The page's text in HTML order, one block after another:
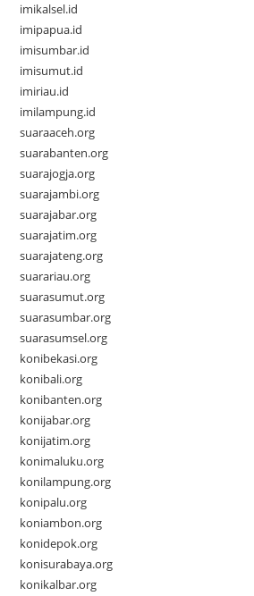
imikalsel.id
imipapua.id
imisumbar.id
imisumut.id
imiriau.id
imilampung.id
suaraaceh.org
suarabanten.org
suarajogja.org
suarajambi.org
suarajabar.org
suarajatim.org
suarajateng.org
suarariau.org
suarasumut.org
suarasumbar.org
suarasumsel.org
konibekasi.org
konibali.org
konibanten.org
konijabar.org
konijatim.org
konimaluku.org
konilampung.org
konipalu.org
koniambon.org
konidepok.org
konisurabaya.org
konikalbar.org